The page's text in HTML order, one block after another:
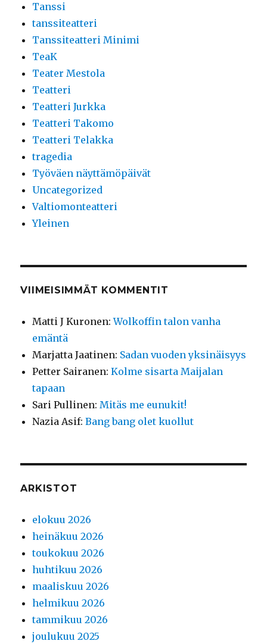
Tanssi
tanssiteatteri
Tanssiteatteri Minimi
TeaK
Teater Mestola
Teatteri
Teatteri Jurkka
Teatteri Takomo
Teatteri Telakka
tragedia
Työväen näyttämöpäivät
Uncategorized
Valtiomonteatteri
Yleinen
VIIMEISIMMÄT KOMMENTIT
Matti J Kuronen:Wolkoffin talon vanha
emäntä
Marjatta Jaatinen: Sadan vuoden yksinäisyys
Petter Sairanen:Kolme sisarta Maijalan
tapaan
Sari Pullinen:Mitäs me eunukit!
Nazia Asif:Bang bang olet kuollut
ARKISTOT
elokuu 2026
heinäkuu 2026
toukokuu 2026
huhtikuu 2026
maaliskuu 2026
helmikuu 2026
tammikuu 2026
joulukuu 2025